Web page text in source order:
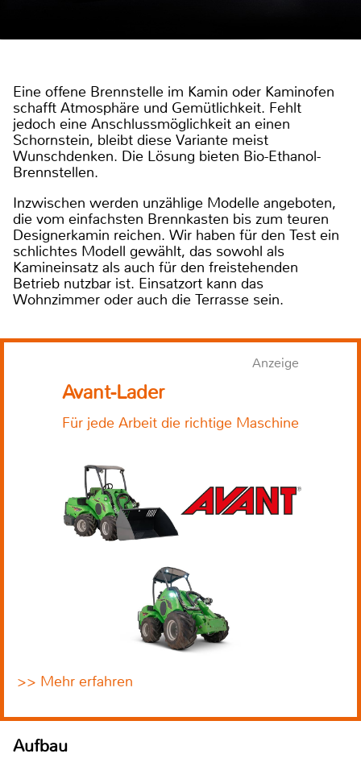
Eine offene Brennstelle im Kamin oder Kaminofen
schafft Atmosphäre und Gemütlichkeit. Fehlt
jedoch eine Anschlussmöglichkeit an einen
Schornstein, bleibt diese Variante meist
Wunschdenken. Die Lösung bieten Bio-Ethanol-
Brennstellen.
Inzwischen werden unzählige Modelle angeboten,
die vom einfachsten Brennkasten bis zum teuren
Designerkamin reichen. Wir haben für den Test ein
schlichtes Modell gewählt, das sowohl als
Kamineinsatz als auch für den freistehenden
Betrieb nutzbar ist. Einsatzort kann das
Wohnzimmer oder auch die Terrasse sein.
Anzeige
Avant-Lader
Für jede Arbeit die richtige Maschine
>> Mehr erfahren
Aufbau